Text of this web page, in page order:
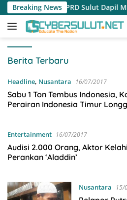
Langsung
ke
konten
Breaking News
DPRD Sulut Dapil Minsel-Mitra
CYBERSULUT.NET
Berita Terbaru
Headline, Nusantara 16/07/2017
Sabu 1 Ton Tembus Indonesia,
Perairan Indonesia Timur
Entertainment 16/07/2017
Audisi 2.000 Orang, Aktor
Perankan ‘Aladdin’
Nusantara 15/